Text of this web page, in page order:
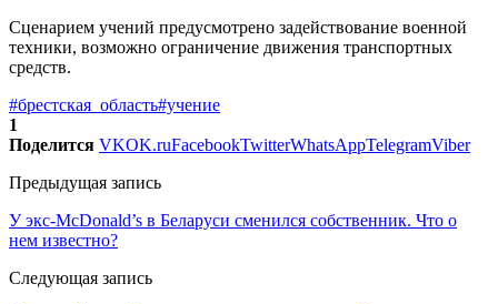
Сценарием учений предусмотрено задействование военной
техники, возможно ограничение движения транспортных
средств.
#брестская_область#учение
1
Поделится VKOK.ruFacebookTwitterWhatsAppTelegramViber
Предыдущая запись
У экс-McDonald’s в Беларуси сменился собственник. Что о
нем известно?
Следующая запись